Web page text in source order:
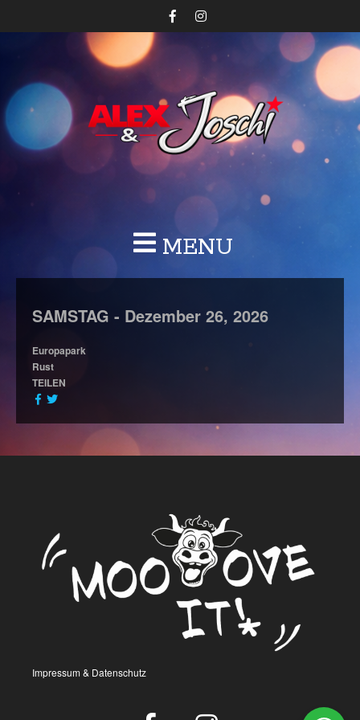
MENU
SAMSTAG - Dezember 26, 2026
Europapark
Rust
TEILEN
Impressum & Datenschutz